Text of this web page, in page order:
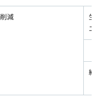
減
生
エ
約